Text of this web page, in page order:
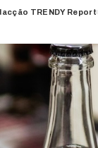
TRENDY Report